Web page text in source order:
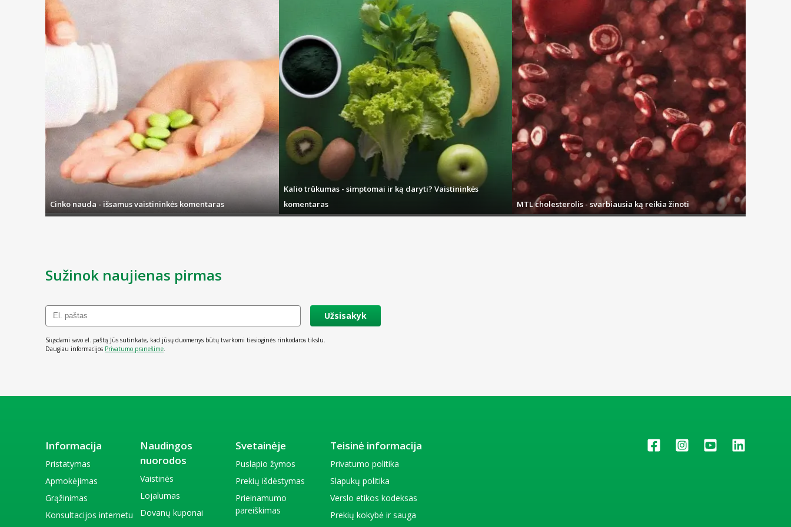
Cinko nauda - išsamus vaistininkės komentaras
Kalio trūkumas - simptomai ir ką daryti? Vaistininkės
komentaras
MTL cholesterolis - svarbiausia ką reikia žinoti
Sužinok naujienas pirmas
Užsisakyk
Siųsdami savo el. paštą Jūs sutinkate, kad jūsų duomenys būtų tvarkomi tiesioginės rinkodaros tikslu.
Daugiau informacijos Privatumo pranešime
Informacija
Pristatymas
Apmokėjimas
Grąžinimas
Konsultacijos internetu
Naudingos
nuorodos
Vaistinės
Lojalumas
Dovanų kuponai
Svetainėje
Puslapio žymos
Prekių išdėstymas
Prieinamumo
pareiškimas
Teisinė informacija
Privatumo politika
Slapukų politika
Verslo etikos kodeksas
Prekių kokybė ir sauga